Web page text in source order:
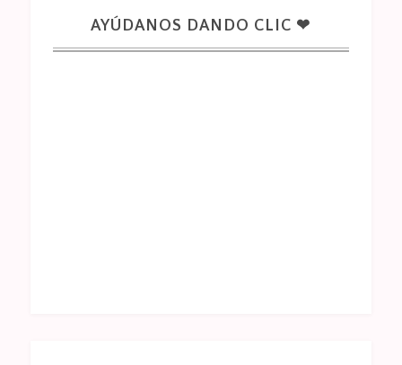
AYÚDANOS DANDO CLIC ❤